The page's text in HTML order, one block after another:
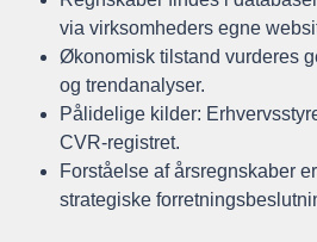
via virksomheders egne
Økonomisk tilstand vurderes
og trendanalyser.
Pålidelige kilder:
CVR-registret.
Forståelse af årsregnskaber
strategiske